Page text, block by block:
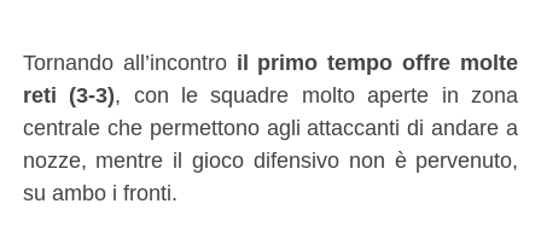
Tornando all’incontro il primo tempo offre molte
reti (3-3), con le squadre molto aperte in zona
centrale che permettono agli attaccanti di andare a
nozze, mentre il gioco difensivo non è pervenuto,
su ambo i fronti.